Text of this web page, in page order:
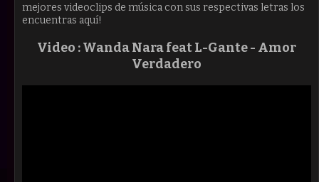
mejores videoclips de música con sus respectivas letras los
encuentras aquí!
Video :Wanda Nara feat L-Gante - Amor
Verdadero